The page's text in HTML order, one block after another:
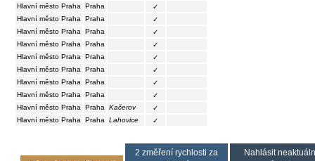
Hlavní město Praha
Praha
✓
Hlavní město Praha
Praha
✓
Hlavní město Praha
Praha
✓
Hlavní město Praha
Praha
✓
Hlavní město Praha
Praha
✓
Hlavní město Praha
Praha
✓
Hlavní město Praha
Praha
✓
Hlavní město Praha
Praha
✓
Hlavní město Praha
Praha Kačerov
✓
Hlavní město Praha
Praha Lahovice ✓
2 změření rychlosti za
Nahlásit